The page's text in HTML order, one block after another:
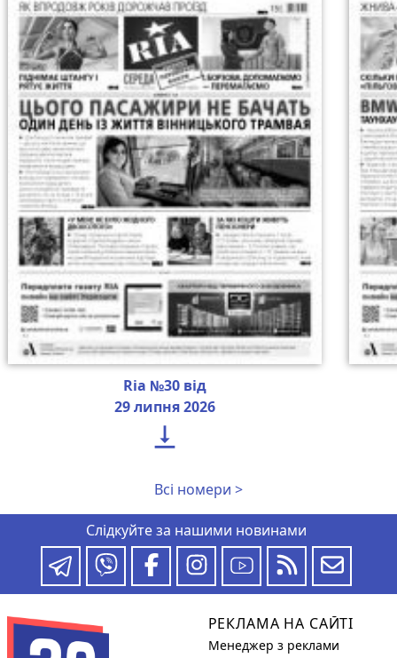
Ria №30 від
29 липня 2026

Всі номери >
Слідкуйте за нашими новинами
РЕКЛАМА НА САЙТІ
Менеджер з реклами